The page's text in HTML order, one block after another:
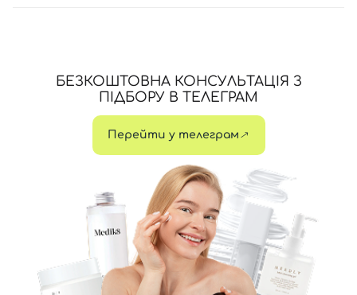
БЕЗКОШТОВНА КОНСУЛЬТАЦІЯ З
ПІДБОРУ В ТЕЛЕГРАМ
Перейти у телеграм